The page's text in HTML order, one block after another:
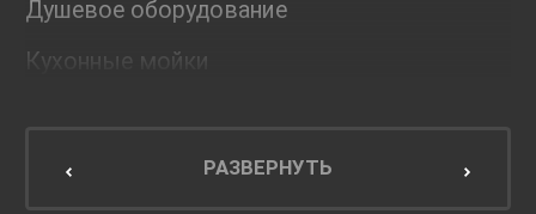
Душевое оборудование
Кухонные мойки
Мебель для кухниРАЗВЕРНУТЬ